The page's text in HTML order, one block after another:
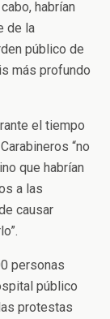
habrían
de la
público de
más profundo
el tiempo
“no
que habrían
a las
causar
personas
público
protestas